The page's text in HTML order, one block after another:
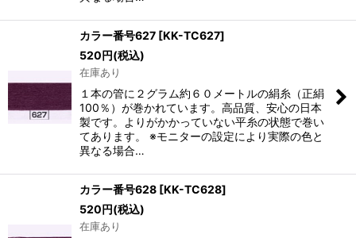
カラー番号627 [KK-TC627]
520円(税込)
在庫あり
１本の管に２グラム約６０メートルの絹糸（正絹
100％）が巻かれています。高品質、安心の日本
製です。よりがかかっていない平糸の状態で巻い
てあります。 ※モニターの設定により実際の色と
異なる場合…
カラー番号628 [KK-TC628]
520円(税込)
在庫あり